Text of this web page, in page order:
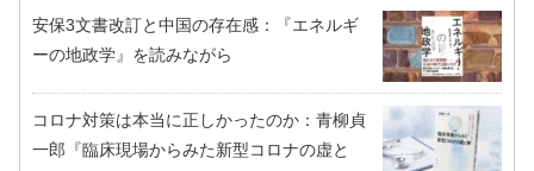
安保3文書改訂と中国の存在感：『エネルギ
ーの地政学』を読みながら
コロナ対策は本当に正しかったのか：青柳貞
一郎『臨床現場からみた新型コロナの虚と